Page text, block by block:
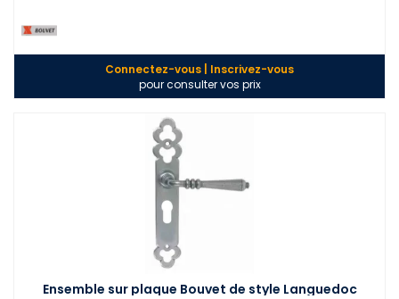
Connectez-vous | Inscrivez-vous
pour consulter vos prix
Ensemble sur plaque Bouvet de style Languedoc